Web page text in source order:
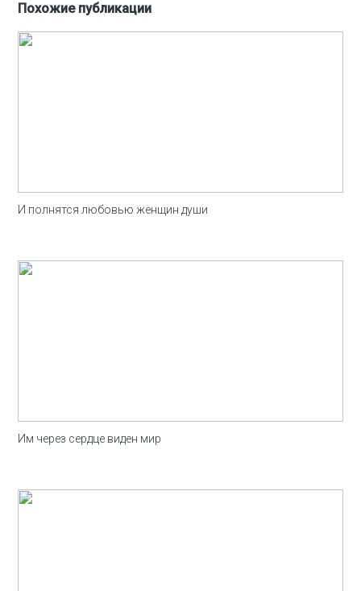
Похожие публикации
И полнятся любовью женщин души
Им через сердце виден мир